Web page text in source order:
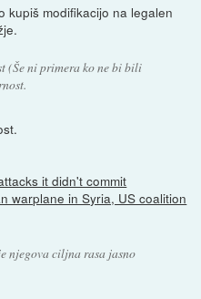
kupiš modifikacijo na legalen
(Še ni primera ko ne bi bili
it didn't commit
warplane in Syria, US coalition
njegova ciljna rasa jasno